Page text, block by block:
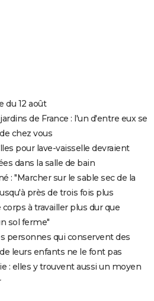
du 12 août
de France : l'un d'entre eux se
chez vous
pour lave-vaisselle devraient
dans la salle de bain
: "Marcher sur le sable sec de la
près de trois fois plus
à travailler plus dur que
sol ferme"
personnes qui conservent des
leurs enfants ne le font pas
: elles y trouvent aussi un moyen